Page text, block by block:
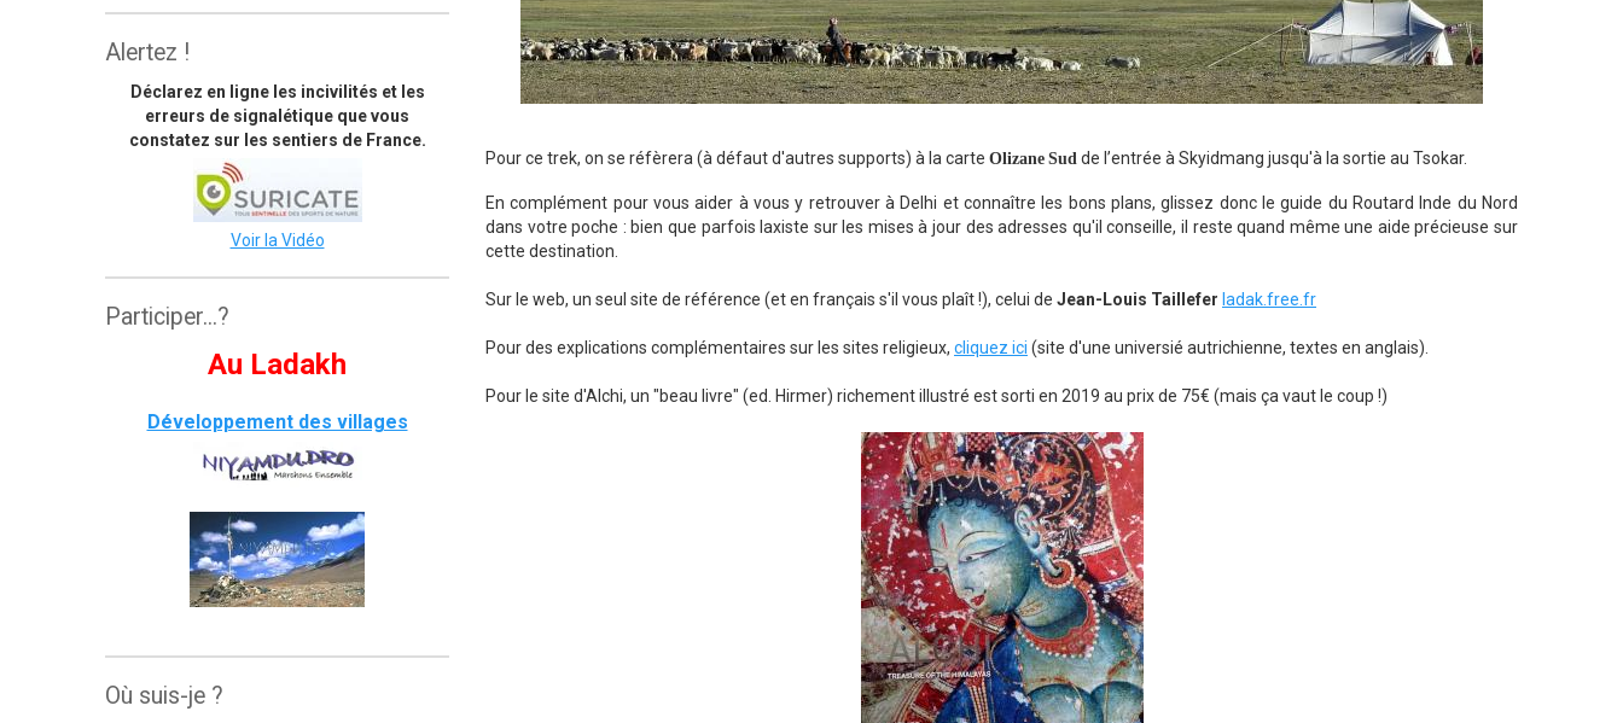
Pour ce trek, on se réfèrera (à défaut d'autres supports) à la carte Olizane Sud de l’entrée à Skyidmang jusqu'à la sortie au Tsokar.
En complément pour vous aider à vous y retrouver à Delhi et connaître les bons plans, glissez donc le guide du Routard Inde du Nord
dans votre poche : bien que parfois laxiste sur les mises à jour des adresses qu'il conseille, il reste quand même une aide précieuse sur
cette destination.
Sur le web, un seul site de référence (et en français s'il vous plaît !), celui de Jean-Louis Taillefer ladak.free.fr
Pour des explications complémentaires sur les sites religieux, cliquez ici (site d'une universié autrichienne, textes en anglais).
Pour le site d'Alchi, un "beau livre" (ed. Hirmer) richement illustré est sorti en 2019 au prix de 75€ (mais ça vaut le coup !)
Alertez !
Déclarez en ligne les incivilités et les
erreurs de signalétique que vous
constatez sur les sentiers de France.
Voir la Vidéo
Participer...?
Au Ladakh
Développement des villages
Où suis-je ?